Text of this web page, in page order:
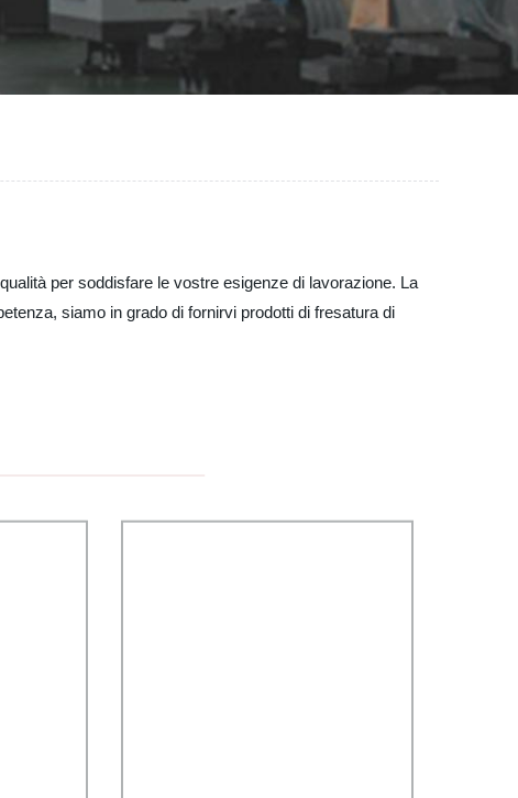
per soddisfare le vostre esigenze di lavorazione. La
siamo in grado di fornirvi prodotti di fresatura di